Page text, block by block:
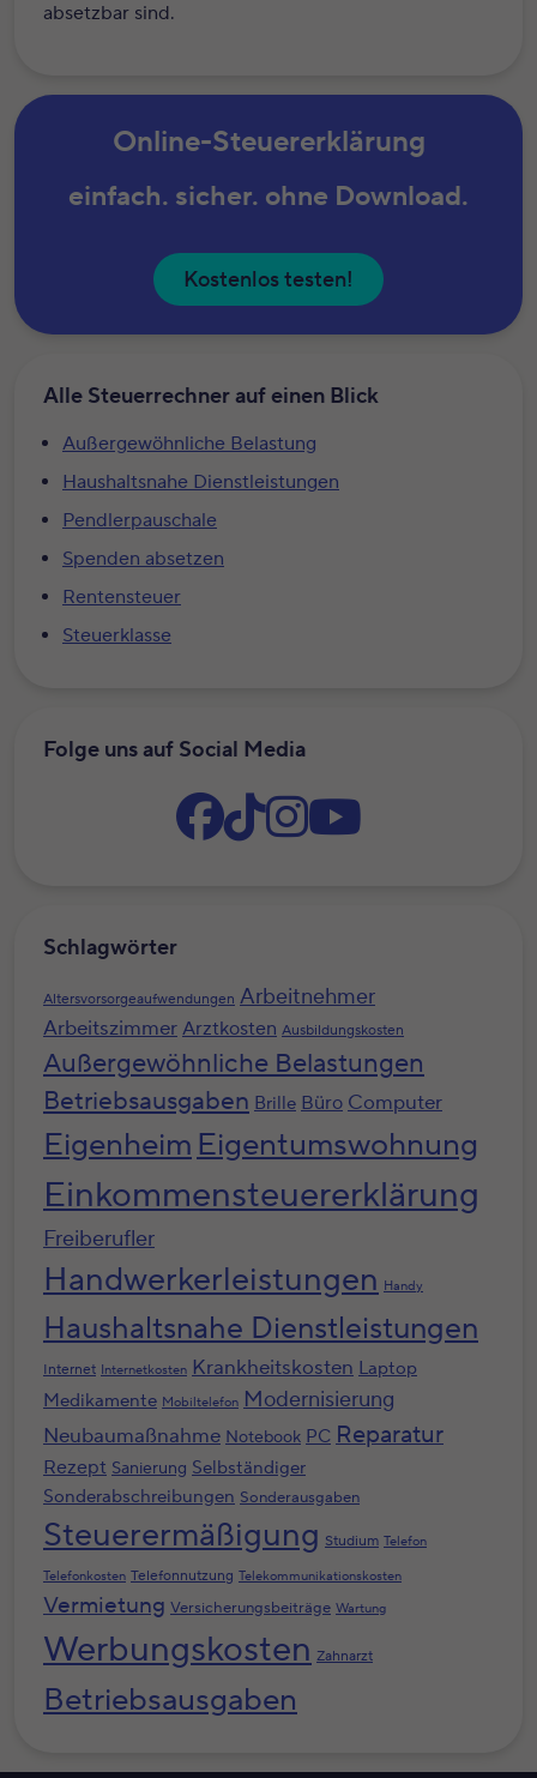
absetzbar sind.
Online-Steuererklärung
einfach. sicher. ohne Download.
Kostenlos testen!
Alle Steuerrechner auf einen Blick
Außergewöhnliche Belastung
Haushaltsnahe Dienstleistungen
Pendlerpauschale
Spenden absetzen
Rentensteuer
Steuerklasse
Folge uns auf Social Media
Schlagwörter
Altersvorsorgeaufwendungen Arbeitnehmer
Arbeitszimmer Arztkosten Ausbildungskosten
Außergewöhnliche Belastungen
Betriebsausgaben Brille Büro Computer
Eigenheim Eigentumswohnung
Einkommensteuererklärung
Freiberufler
Handwerkerleistungen Handy
Haushaltsnahe Dienstleistungen
Internet Internetkosten Krankheitskosten Laptop
Medikamente Mobiltelefon Modernisierung
Neubaumaßnahme Notebook PC Reparatur
Rezept Sanierung Selbständiger
Sonderabschreibungen Sonderausgaben
Steuerermäßigung Studium Telefon
Telefonkosten Telefonnutzung Telekommunikationskosten
Vermietung Versicherungsbeiträge Wartung
Werbungskosten Zahnarzt
Betriebsausgaben